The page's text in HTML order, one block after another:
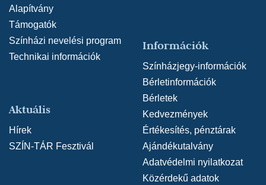
Alapítvány
Támogatók
Színházi nevelési program
Technikai információk
Aktuális
Hírek
SZÍN-TÁR Fesztivál
Információk
Színházjegy-információk
Bérletinformációk
Bérletek
Kedvezmények
Értékesítés, pénztárak
Ajándékutalvány
Adatvédelmi nyilatkozat
Közérdekű adatok